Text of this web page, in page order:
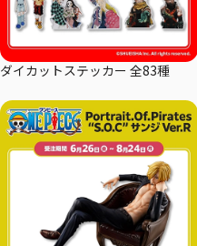
ダイカットステッカー 全83種